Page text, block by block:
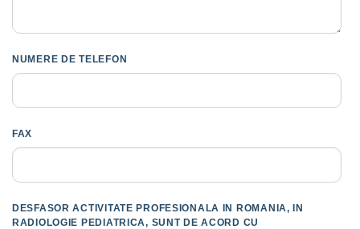
NUMERE DE TELEFON
FAX
DESFASOR ACTIVITATE PROFESIONALA IN ROMANIA, IN
RADIOLOGIE PEDIATRICA, SUNT DE ACORD CU